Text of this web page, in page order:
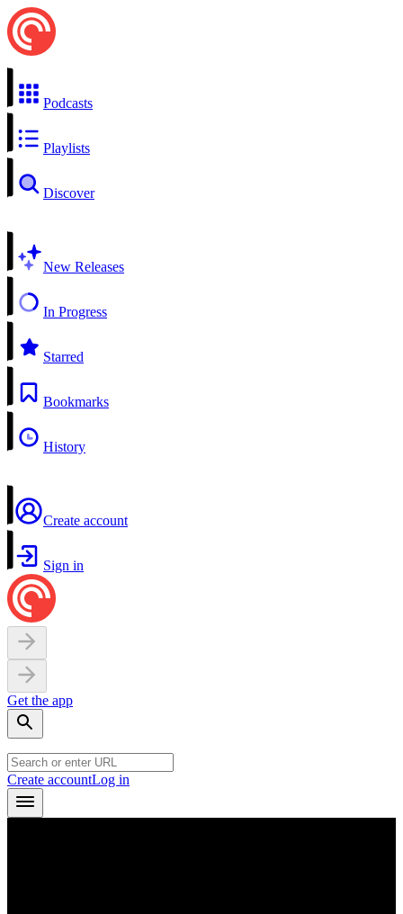
Podcasts
Playlists
Discover
New Releases
In Progress
Starred
Bookmarks
History
Create account
Sign in
Get the app
Create accountLog in